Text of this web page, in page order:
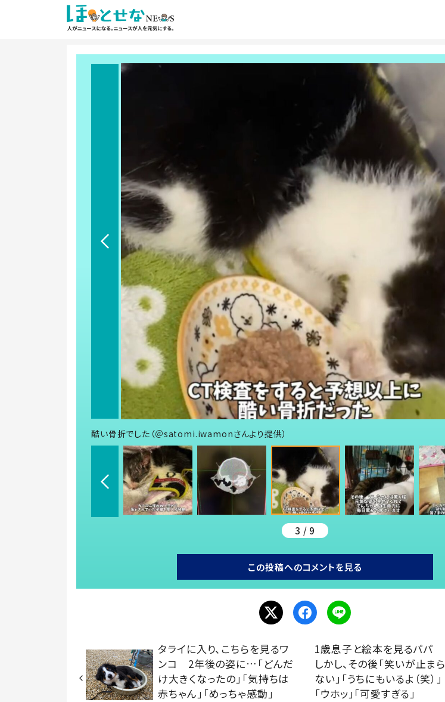
酷い骨折でした（＠satomi.iwamonさんより提供）
3 / 9
この投稿へのコメントを見る
タライに入り、こちらを見るワ
ンコ 2年後の姿に…「どんだ
け大きくなったの」「気持ちは
赤ちゃん」「めっちゃ感動」
1歳息子と絵本を見るパパ
しかし、その後「笑いが止まら
ない」「うちにもいるよ（笑）」
「ウホッ」「可愛すぎる」